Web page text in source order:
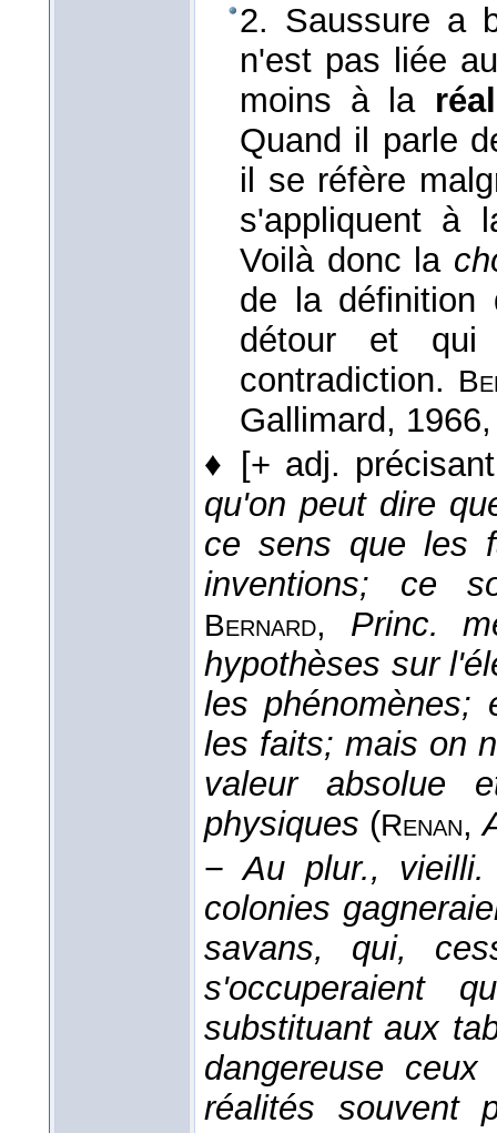
2. Saussure a
n'est pas liée
moins à la
Quand il parle
il se réfère
s'appliquent à
Voilà donc la
de la définition
détour et qui
contradiction.
Gallimard, 1966
♦
[+ adj.
qu'on peut dire
ce sens que les
inventions; ce
Bernard, Princ.
hypothèses sur
les phénomènes;
les faits; mais on
valeur absolue
physiques (Renan,
−Au plur., vieilli.
colonies
savans, qui,
s'occuperaient
substituant aux
dangereuse
réalités souvent